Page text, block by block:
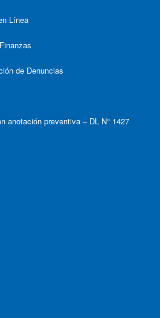
Línea
de Denuncias
anotación preventiva – DL N° 1427